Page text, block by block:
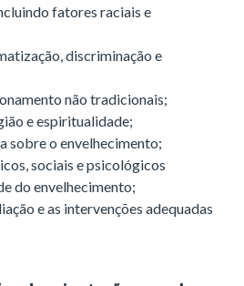
fatores raciais e
discriminação e
não tradicionais;
e espiritualidade;
sobre o envelhecimento;
sociais e psicológicos
do envelhecimento;
e as intervenções adequadas